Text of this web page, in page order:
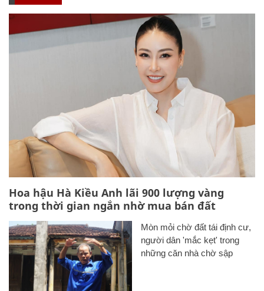
Hoa hậu Hà Kiều Anh lãi 900 lượng vàng
trong thời gian ngắn nhờ mua bán đất
Mòn mỏi chờ đất tái định cư,
người dân 'mắc kẹt' trong
những căn nhà chờ sập